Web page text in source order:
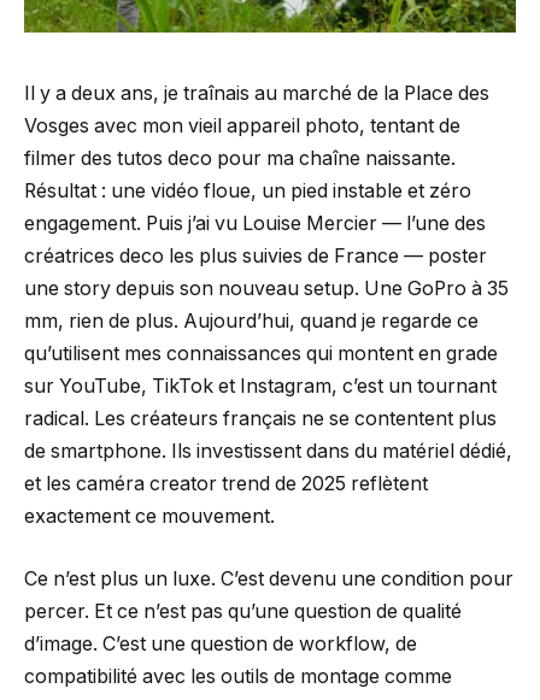
Il y a deux ans, je traînais au marché de la Place des
Vosges avec mon vieil appareil photo, tentant de
filmer des tutos deco pour ma chaîne naissante.
Résultat : une vidéo floue, un pied instable et zéro
engagement. Puis j’ai vu Louise Mercier — l’une des
créatrices deco les plus suivies de France — poster
une story depuis son nouveau setup. Une GoPro à 35
mm, rien de plus. Aujourd’hui, quand je regarde ce
qu’utilisent mes connaissances qui montent en grade
sur YouTube, TikTok et Instagram, c’est un tournant
radical. Les créateurs français ne se contentent plus
de smartphone. Ils investissent dans du matériel dédié,
et les caméra creator trend de 2025 reflètent
exactement ce mouvement.
Ce n’est plus un luxe. C’est devenu une condition pour
percer. Et ce n’est pas qu’une question de qualité
d’image. C’est une question de workflow, de
compatibilité avec les outils de montage comme